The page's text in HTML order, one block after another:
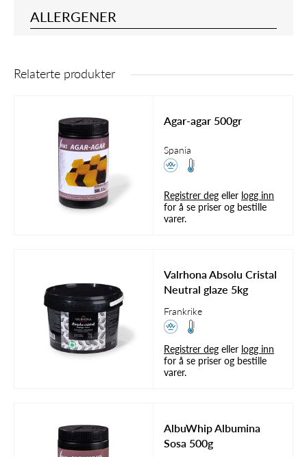
ALLERGENER
Relaterte produkter
Agar-agar 500gr
Spania
Registrer deg eller logg inn
for å se priser og bestille
varer.
Valrhona Absolu Cristal
Neutral glaze 5kg
Frankrike
Registrer deg eller logg inn
for å se priser og bestille
varer.
AlbuWhip Albumina
Sosa 500g